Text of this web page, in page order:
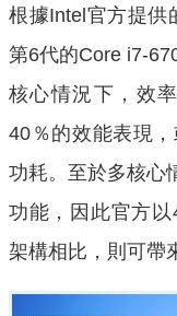
根據Intel官方提供
第6代的Core i7-
核心情況下，效
40％的效能表現
功耗。至於多核心
功能，因此官方
架構相比，則可帶